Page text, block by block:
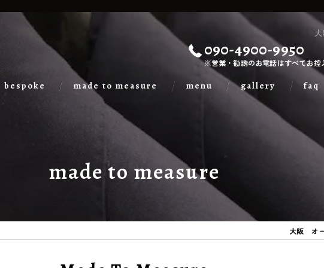
090-4900-9950
※営業・勧誘のお電話はすべてお控
bespoke made to measure menu gallery faq
made to measure
大阪 オ